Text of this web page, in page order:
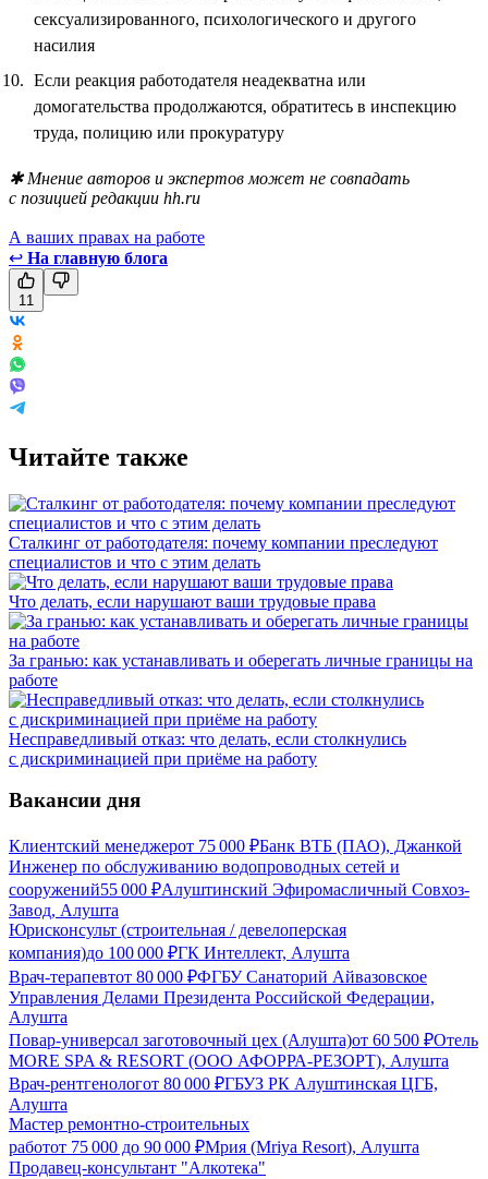
сексуализированного, психологического и другого
насилия
Если реакция работодателя неадекватна или
домогательства продолжаются, обратитесь в инспекцию
труда, полицию или прокуратуру
✱ Мнение авторов и экспертов может не совпадать
с позицией редакции hh.ru
А ваших правах на работе
↩ На главную блога
11
Читайте также
Сталкинг от работодателя: почему компании преследуют
специалистов и что с этим делать
Что делать, если нарушают ваши трудовые права
За гранью: как устанавливать и оберегать личные границы на
работе
Несправедливый отказ: что делать, если столкнулись
с дискриминацией при приёме на работу
Вакансии дня
Клиентский менеджерот 75 000 ₽Банк ВТБ (ПАО), Джанкой
Инженер по обслуживанию водопроводных сетей и
сооружений55 000 ₽Алуштинский Эфиромасличный Совхоз-
Завод, Алушта
Юрисконсульт (строительная / девелоперская
компания)до 100 000 ₽ГК Интеллект, Алушта
Врач-терапевтот 80 000 ₽ФГБУ Санаторий Айвазовское
Управления Делами Президента Российской Федерации,
Алушта
Повар-универсал заготовочный цех (Алушта)от 60 500 ₽Отель
MORE SPA & RESORT (ООО АФОРРА-РЕЗОРТ), Алушта
Врач-рентгенологот 80 000 ₽ГБУЗ РК Алуштинская ЦГБ,
Алушта
Мастер ремонтно-строительных
работот 75 000 до 90 000 ₽Мрия (Mriya Resort), Алушта
Продавец-консультант "Алкотека"